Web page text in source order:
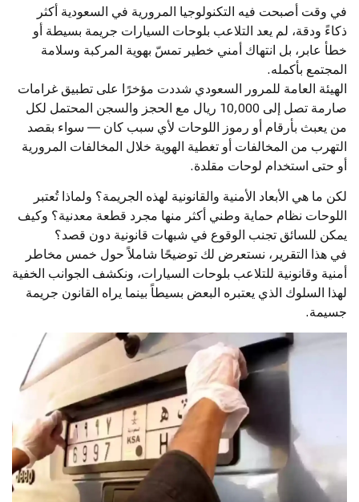
في وقت أصبحت فيه التكنولوجيا المرورية في السعودية أكثر
ذكاءً ودقة، لم يعد التلاعب بلوحات السيارات جريمة بسيطة أو
خطأ عابر، بل انتهاك أمني خطير تمسّ بهوية المركبة وسلامة
المجتمع بأكمله.
الهيئة العامة للمرور السعودي شددت مؤخرًا على تطبيق غرامات
صارمة تصل إلى 10,000 ريال مع الحجز والسجن المحتمل لكل
من يعبث بأرقام أو رموز اللوحات لأي سبب كان — سواء بقصد
التهرب من المخالفات أو تغطية الهوية خلال المخالفات المرورية
أو حتى استخدام لوحات مقلدة.
لكن ما هي الأبعاد الأمنية والقانونية لهذه الجريمة؟ ولماذا تُعتبر
اللوحات نظام حماية وطني أكثر منها مجرد قطعة معدنية؟ وكيف
يمكن للسائق تجنب الوقوع في شبهات قانونية دون قصد؟
في هذا التقرير، نستعرض لك توضيحًا شاملاً حول خمس مخاطر
أمنية وقانونية للتلاعب بلوحات السيارات، ونكشف الجوانب الخفية
لهذا السلوك الذي يعتبره البعض بسيطاً بينما يراه القانون جريمة
جسيمة.